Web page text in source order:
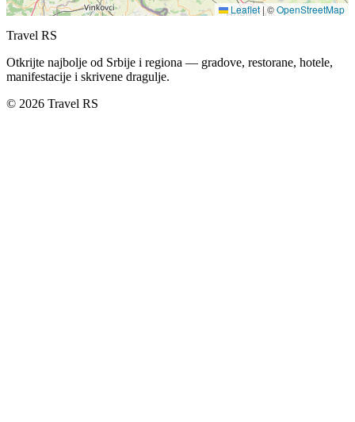
Leaflet| ©OpenStreetMap
Travel RS
Otkrijte najbolje od Srbije i regiona — gradove, restorane, hotele,
manifestacije i skrivene dragulje.
© 2026 Travel RS